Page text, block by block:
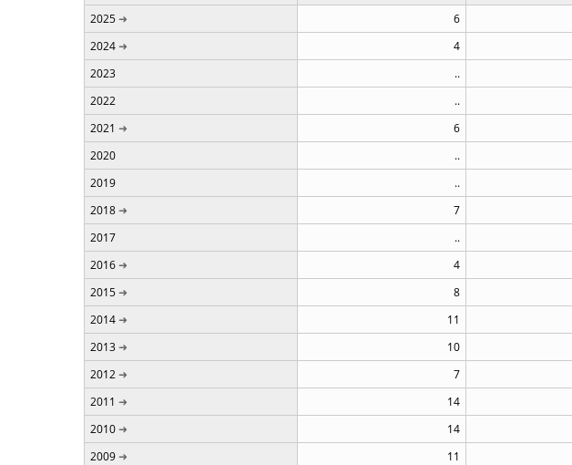
2025
6
2024
4
2023
..
2022
..
2021
6
2020
..
2019
..
2018
7
2017
..
2016
4
2015
8
2014
11
2013
10
2012
7
2011
14
2010
14
2009
11